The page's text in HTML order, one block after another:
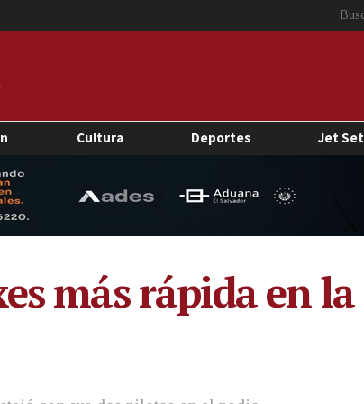
Cultura Deportes Jet Set
más rápida en la